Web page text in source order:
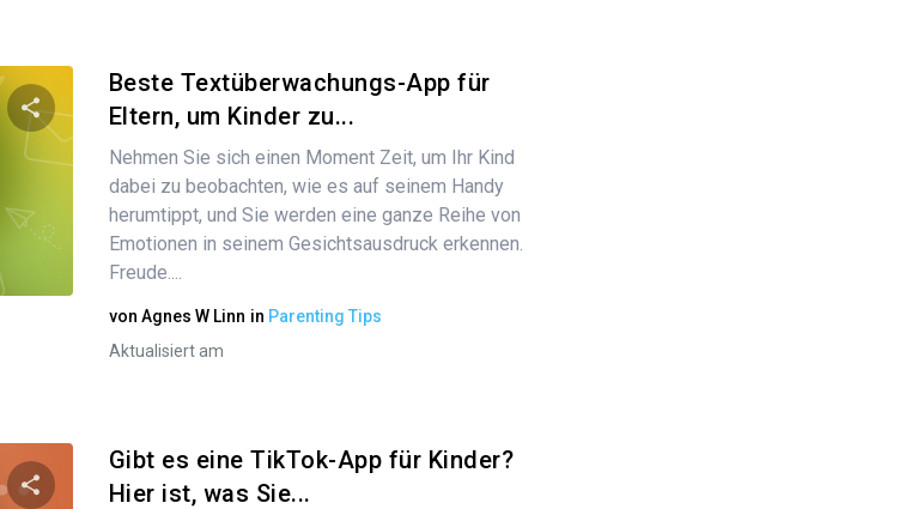
Diesen Artikel teilen
Facebook
Beste Textüberwachungs-App für
Eltern, um Kinder zu...
Nehmen Sie sich einen Moment Zeit, um Ihr Kind
dabei zu beobachten, wie es auf seinem Handy
herumtippt, und Sie werden eine ganze Reihe von
Emotionen in seinem Gesichtsausdruck erkennen.
Freude....
von Agnes W Linn in Parenting Tips
Aktualisiert am
Gibt es eine TikTok-App für Kinder?
Hier ist, was Sie...